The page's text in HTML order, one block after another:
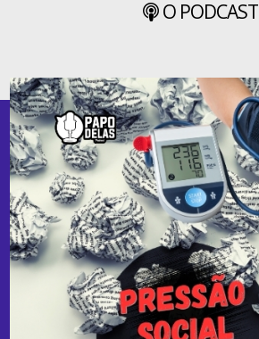
O PODCAST